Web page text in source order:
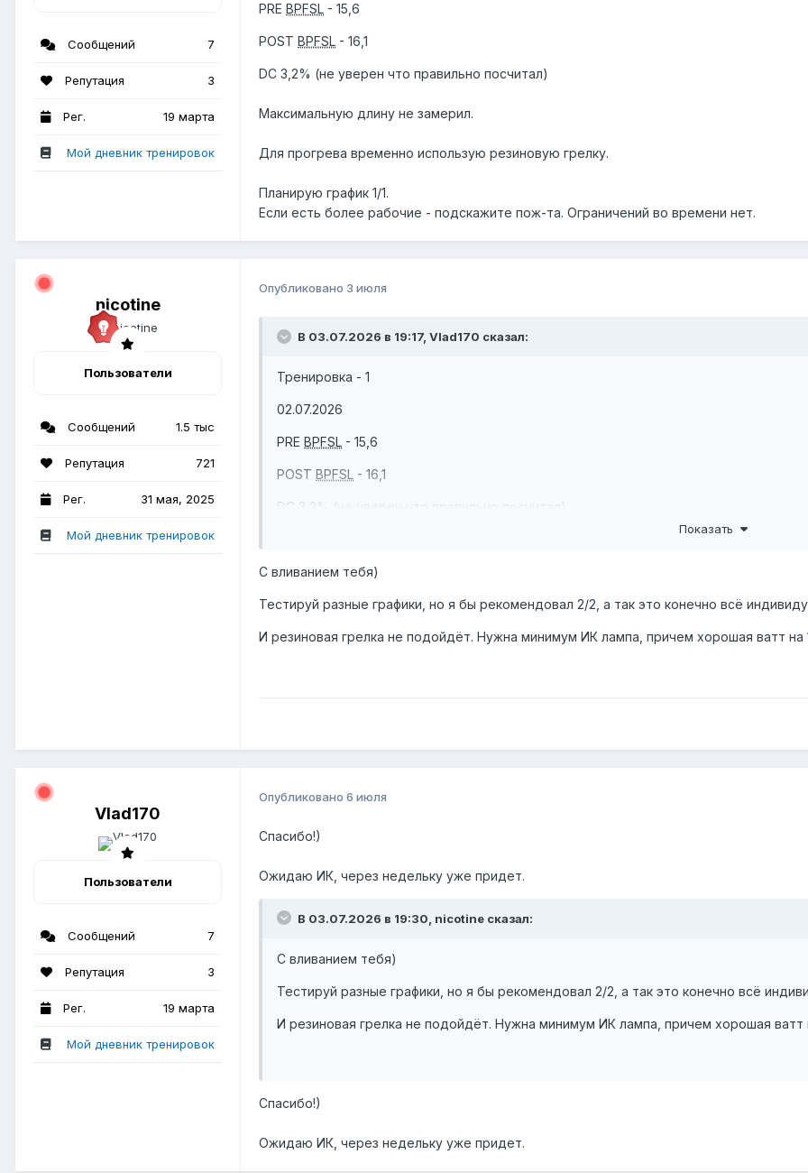
Сообщений 7
Репутация 3
Рег. 19 марта
Мой дневник тренировок
PRE BPFSL - 15,6
POST BPFSL - 16,1
DC 3,2% (не уверен что правильно посчитал)
Максимальную длину не замерил.
Для прогрева временно использую резиновую грелку.
Планирую график 1/1.
Если есть более рабочие - подскажите пож-та. Ограничений во времени нет.
nicotine
Пользователи
Сообщений 1.5 тыс
Репутация 721
Рег. 31 мая, 2025
Мой дневник тренировок
Опубликовано 3 июля
В 03.07.2026 в 19:17, Vlad170 сказал:
Тренировка - 1
02.07.2026
PRE BPFSL - 15,6
POST BPFSL - 16,1
DC 3,2% (не уверен что правильно посчитал)
Если есть более рабочие - подскажите пож-та. Ограничений во времени нет.
Показать
С вливанием тебя)
Тестируй разные графики, но я бы рекомендовал 2/2, а так это конечно всё
И резиновая грелка не подойдёт. Нужна минимум ИК лампа, причем хорошая ватт на
Vlad170
Пользователи
Сообщений 7
Репутация 3
Рег. 19 марта
Мой дневник тренировок
Опубликовано 6 июля
Спасибо!)
Ожидаю ИК, через недельку уже придет.
В 03.07.2026 в 19:30, nicotine сказал:
С вливанием тебя)
Тестируй разные графики, но я бы рекомендовал 2/2, а так это конечно всё
И резиновая грелка не подойдёт. Нужна минимум ИК лампа, причем хорошая ватт
Спасибо!)
Ожидаю ИК, через недельку уже придет.